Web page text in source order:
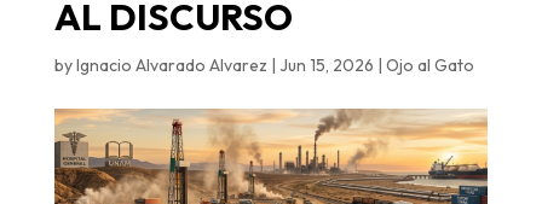
AL DISCURSO
byIgnacio Alvarado Alvarez | Jun 15, 2026 | Ojo al Gato